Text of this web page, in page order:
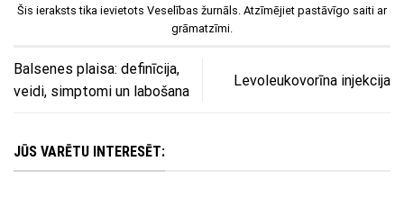
Šis ieraksts tika ievietots Veselības žurnāls. Atzīmējiet pastāvīgo saiti ar
grāmatzīmi.
Balsenes plaisa: definīcija,
veidi, simptomi un labošana
Levoleukovorīna injekcija
JŪS VARĒTU INTERESĒT: